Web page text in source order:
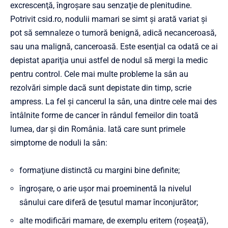
excrescenţă, îngroşare sau senzaţie de plenitudine.
Potrivit csid.ro, nodulii mamari se simt şi arată variat şi
pot să semnaleze o tumoră benignă, adică necanceroasă,
sau una malignă, canceroasă. Este esenţial ca odată ce ai
depistat apariţia unui astfel de nodul să mergi la medic
pentru control. Cele mai multe probleme la sân au
rezolvări simple dacă sunt depistate din timp, scrie
ampress. La fel şi cancerul la sân, una dintre cele mai des
întâlnite forme de cancer în rândul femeilor din toată
lumea, dar şi din România. Iată care sunt primele
simptome de noduli la sân:
formaţiune distinctă cu margini bine definite;
îngroşare, o arie uşor mai proeminentă la nivelul
sânului care diferă de ţesutul mamar înconjurător;
alte modificări mamare, de exemplu eritem (roşeaţă),